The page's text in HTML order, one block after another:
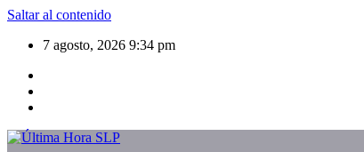
Saltar al contenido
7 agosto, 2026 9:34 pm